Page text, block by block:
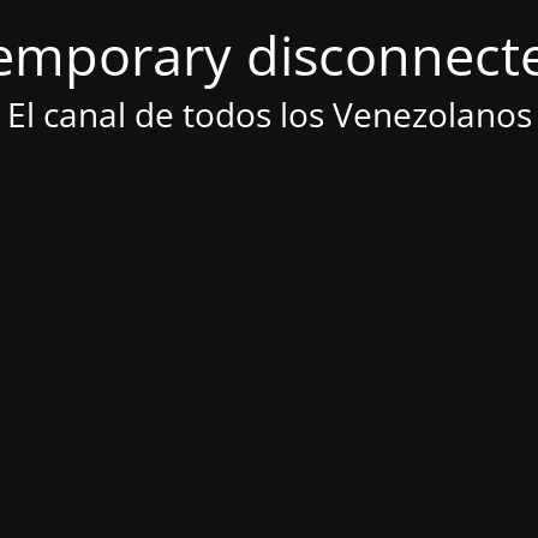
El canal de todos los Venezolanos